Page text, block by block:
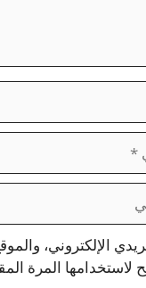
الإلكتروني،
لاستخدامها المرة